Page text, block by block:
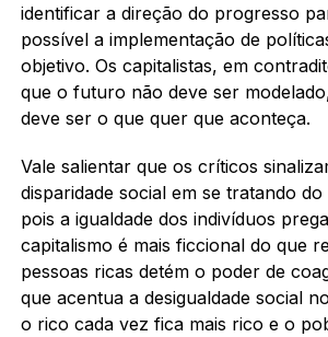
identificar a direção do progresso
possível a implementação de
objetivo. Os capitalistas, em
que o futuro não deve ser
deve ser o que quer que aconteça.
Vale salientar que os críticos
disparidade social em se tratando
pois a igualdade dos indivíduos
capitalismo é mais ficcional do que
pessoas ricas detém o poder de
que acentua a desigualdade social
o rico cada vez fica mais rico e o